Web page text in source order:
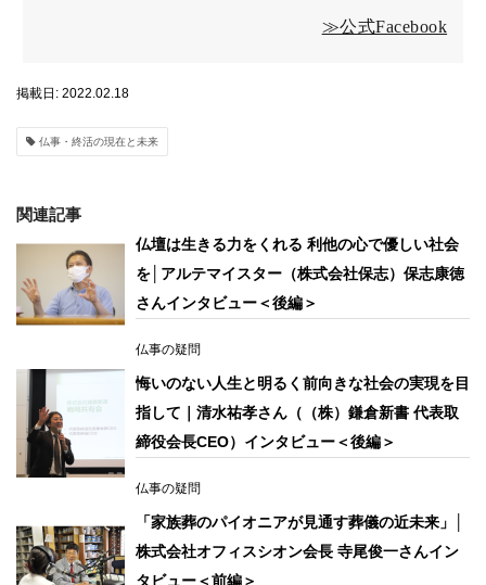
≫公式Facebook
掲載日: 2022.02.18
仏事・終活の現在と未来
関連記事
仏壇は生きる力をくれる 利他の心で優しい社会
を│アルテマイスター（株式会社保志）保志康徳
さんインタビュー＜後編＞
仏事の疑問
悔いのない人生と明るく前向きな社会の実現を目
指して｜清水祐孝さん（（株）鎌倉新書 代表取
締役会長CEO）インタビュー＜後編＞
仏事の疑問
「家族葬のパイオニアが見通す葬儀の近未来」│
株式会社オフィスシオン会長 寺尾俊一さんイン
タビュー＜前編＞